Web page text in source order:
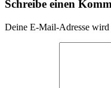
Schreibe einen
Deine E-Mail-Adresse